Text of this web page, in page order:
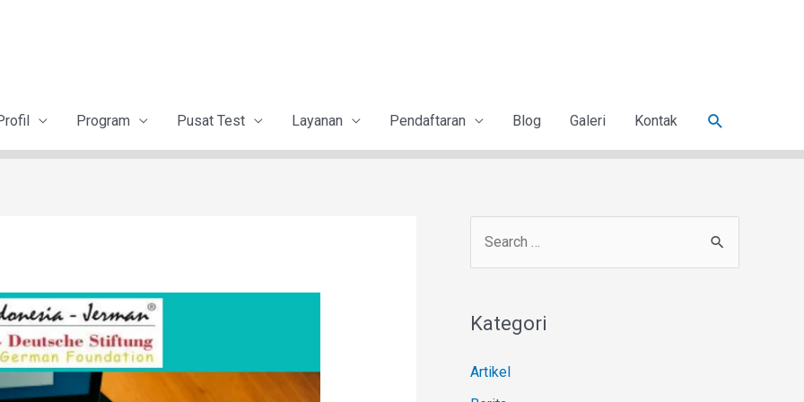
Program Pusat Test Layanan Pendaftaran Blog Galeri Kontak
Kategori
Artikel